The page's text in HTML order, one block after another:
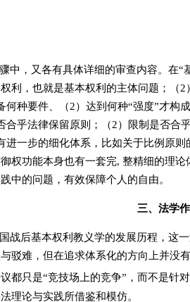
中，又各有具体详细的审查内容。在“
利，也就是基本权利的主体问题；（2
何种要件、（2）达到何种“强度”才构
合乎法律保留原则；（2）限制是否合
进一步的细化体系，比如关于比例原
权功能本身也有一套完, 整精细的理
中的问题，有效保障个人的自由。
三、法学
国战后基本权利教义学的发展历程，这
驳难，但在追求体系化的方向上并没
都只是“竞技场上的竞争”，而不是针
理论与实践所借鉴和模仿。